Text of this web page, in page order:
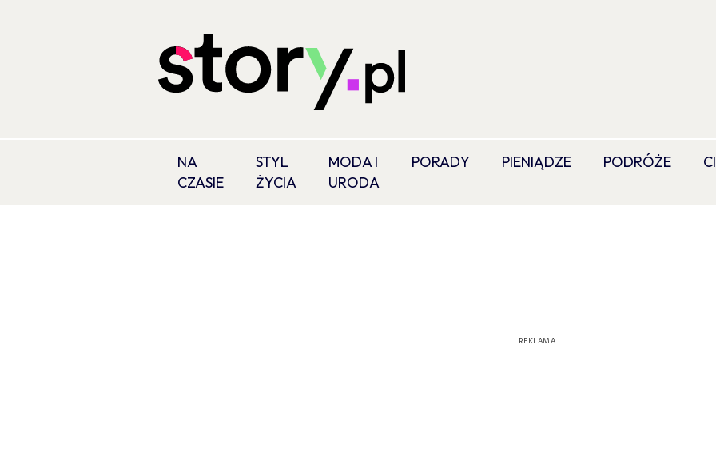
NA
CZASIE
STYL
ŻYCIA
MODA I
URODA
PORADY PIENIĄDZE PODRÓŻE